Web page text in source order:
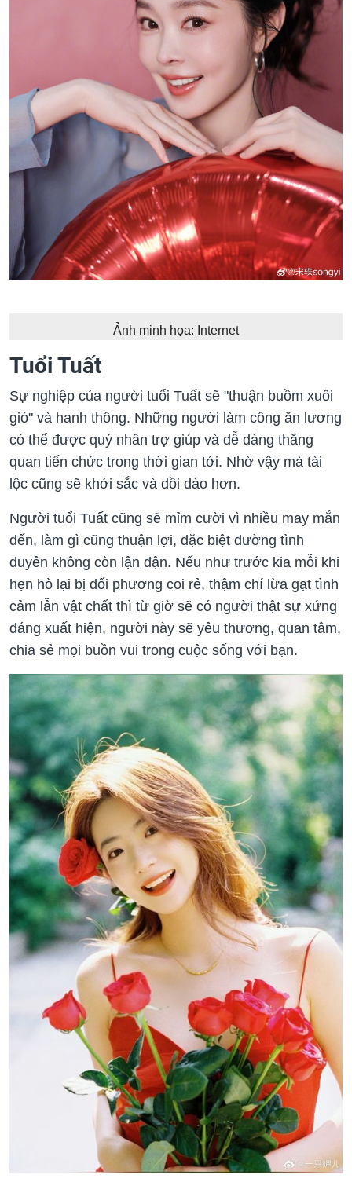
Ảnh minh họa: Internet
Tuổi Tuất
Sự nghiệp của người tuổi Tuất sẽ "thuận buồm xuôi
gió" và hanh thông. Những người làm công ăn lương
có thể được quý nhân trợ giúp và dễ dàng thăng
quan tiến chức trong thời gian tới. Nhờ vậy mà tài
lộc cũng sẽ khởi sắc và dồi dào hơn.
Người tuổi Tuất cũng sẽ mỉm cười vì nhiều may mắn
đến, làm gì cũng thuận lợi, đặc biệt đường tình
duyên không còn lận đận. Nếu như trước kia mỗi khi
hẹn hò lại bị đối phương coi rẻ, thậm chí lừa gạt tình
cảm lẫn vật chất thì từ giờ sẽ có người thật sự xứng
đáng xuất hiện, người này sẽ yêu thương, quan tâm,
chia sẻ mọi buồn vui trong cuộc sống với bạn.